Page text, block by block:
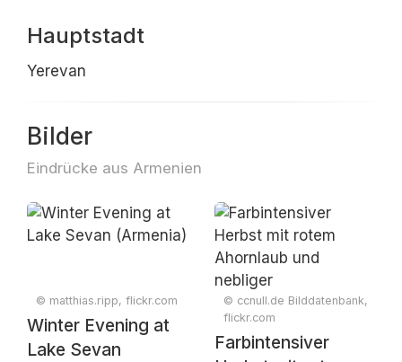
Hauptstadt
Yerevan
Bilder
Eindrücke aus Armenien
© matthias.ripp, flickr.com
Winter Evening at
Lake Sevan
© ccnull.de Bilddatenbank,
flickr.com
Farbintensiver